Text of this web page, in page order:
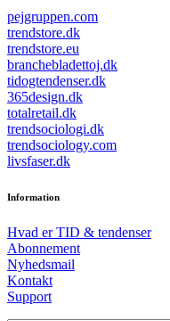
pejgruppen.com
trendstore.dk
trendstore.eu
branchebladettoj.dk
tidogtendenser.dk
365design.dk
totalretail.dk
trendsociologi.dk
trendsociology.com
livsfaser.dk
Information
Hvad er TID & tendenser
Abonnement
Nyhedsmail
Kontakt
Support